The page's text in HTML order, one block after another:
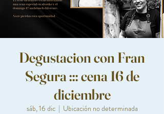
Degustacion con Fran
Segura ::: cena 16 de
diciembre
sáb, 16 dic
  |
Ubicación no determinada